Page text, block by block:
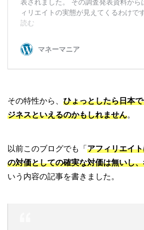
その特性から、 ひょっとしたら日本
ジネスといえるのかもしれません。
以前このブログでも「 アフィリエイ
の対価としての確実な対価は無いし
いう内容の記事を書きました。